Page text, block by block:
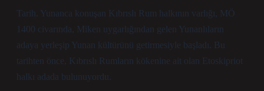
Tarih. Yunanca konuşan Kıbrıslı Rum halkının varlığı, MÖ
1400 civarında, Miken uygarlığından gelen Yunanlıların
adaya yerleşip Yunan kültürünü getirmesiyle başladı. Bu
tarihten önce, Kıbrıslı Rumların kökenine ait olan Etoskipriot
halkı adada bulunuyordu.